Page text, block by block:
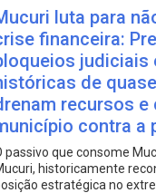
luta para
financeira:
judiciais
de
recursos e
contra a
passivo que consome
historicamente
estratégica no